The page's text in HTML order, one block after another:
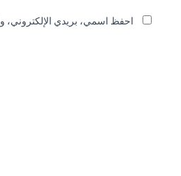
احفظ اسمي، بريدي الإلكتروني،